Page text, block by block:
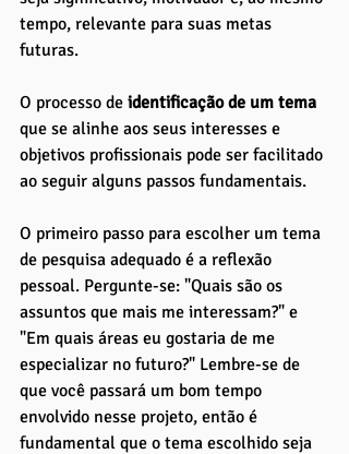
tempo, relevante para suas metas
futuras.
O processo de identificação de um tema
que se alinhe aos seus interesses e
objetivos profissionais pode ser facilitado
ao seguir alguns passos fundamentais.
O primeiro passo para escolher um tema
de pesquisa adequado é a reflexão
pessoal. Pergunte-se: "Quais são os
assuntos que mais me interessam?" e
"Em quais áreas eu gostaria de me
especializar no futuro?" Lembre-se de
que você passará um bom tempo
envolvido nesse projeto, então é
fundamental que o tema escolhido seja